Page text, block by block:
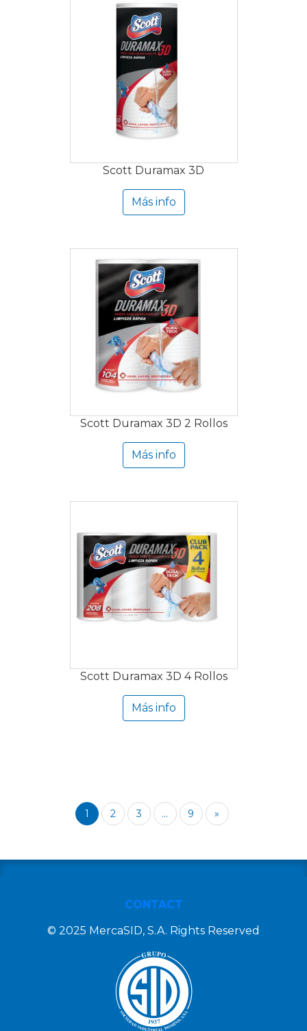
Scott Duramax 3D
Más info
Scott Duramax 3D 2 Rollos
Más info
Scott Duramax 3D 4 Rollos
Más info
1 2 3 ... 9 »
CONTACT
© 2025 MercaSID, S.A. Rights Reserved